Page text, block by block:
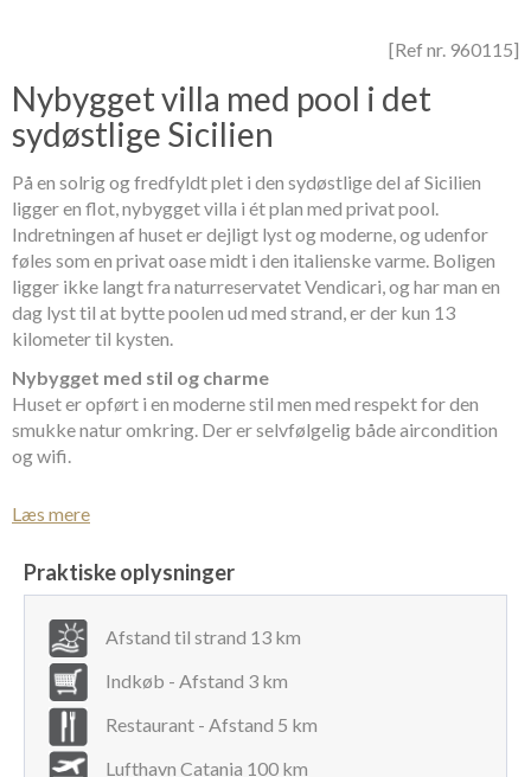
[Ref nr. 960115]
Nybygget villa med pool i det
sydøstlige Sicilien
På en solrig og fredfyldt plet i den sydøstlige del af Sicilien
ligger en flot, nybygget villa i ét plan med privat pool.
Indretningen af huset er dejligt lyst og moderne, og udenfor
føles som en privat oase midt i den italienske varme. Boligen
ligger ikke langt fra naturreservatet Vendicari, og har man en
dag lyst til at bytte poolen ud med strand, er der kun 13
kilometer til kysten.
Nybygget med stil og charme
Huset er opført i en moderne stil men med respekt for den
smukke natur omkring. Der er selvfølgelig både aircondition
og wifi.
stue, spisestue og køkken, hvor der er køle-/fryseskab, ovn,
er dobbeltseng i to af værelserne – et af dem har terrassedør
direkte ud til solterrasse og pool.
Et værelse med to enkeltsenge har eget badeværelse.
Derudover har huset et badeværelse mere.
Sol og vand – helt for sig selv
Udenfor har poolen en central plads. Den måler 5 gange 12
meter og går fra 1,2 til 1,8 meters dybde. En dukkert i poolen
Læs mere
Praktiske oplysninger
Afstand til strand 13 km
Indkøb - Afstand 3 km
Restaurant - Afstand 5 km
Lufthavn Catania 100 km